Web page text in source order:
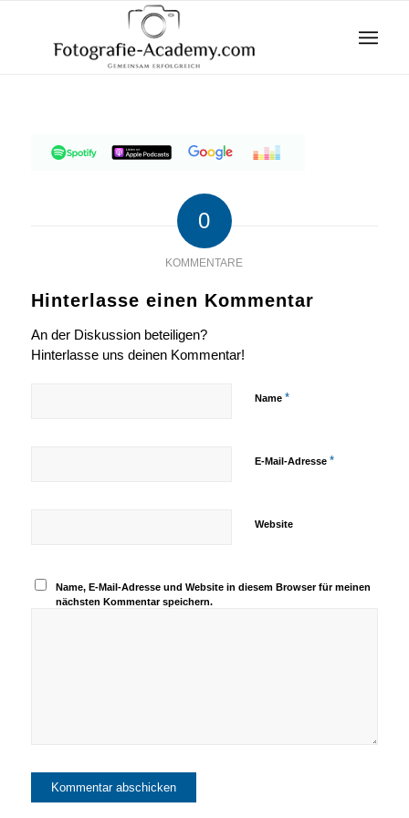
0
KOMMENTARE
Hinterlasse einen Kommentar
An der Diskussion beteiligen?
Hinterlasse uns deinen Kommentar!
Name *
E-Mail-Adresse *
Website
Name, E-Mail-Adresse und Website in diesem Browser für meinen
nächsten Kommentar speichern.